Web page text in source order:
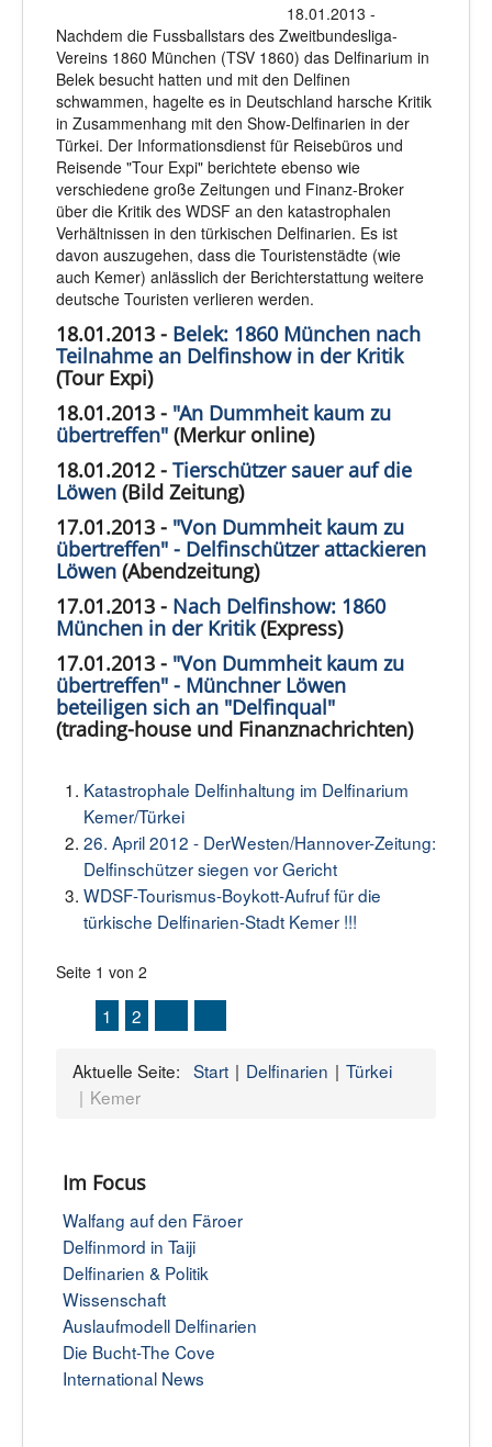
18.01.2013 -
Nachdem die Fussballstars des Zweitbundesliga-
Vereins 1860 München (TSV 1860) das Delfinarium in
Belek besucht hatten und mit den Delfinen
schwammen, hagelte es in Deutschland harsche Kritik
in Zusammenhang mit den Show-Delfinarien in der
Türkei. Der Informationsdienst für Reisebüros und
Reisende "Tour Expi" berichtete ebenso wie
verschiedene große Zeitungen und Finanz-Broker
über die Kritik des WDSF an den katastrophalen
Verhältnissen in den türkischen Delfinarien. Es ist
davon auszugehen, dass die Touristenstädte (wie
auch Kemer) anlässlich der Berichterstattung weitere
deutsche Touristen verlieren werden.
18.01.2013 - Belek: 1860 München nach
Teilnahme an Delfinshow in der Kritik
(Tour Expi)
18.01.2013 - "An Dummheit kaum zu
übertreffen" (Merkur online)
18.01.2012 - Tierschützer sauer auf die
Löwen (Bild Zeitung)
17.01.2013 - "Von Dummheit kaum zu
übertreffen" - Delfinschützer attackieren
Löwen (Abendzeitung)
17.01.2013 - Nach Delfinshow: 1860
München in der Kritik(Express)
17.01.2013 - "Von Dummheit kaum zu
übertreffen" - Münchner Löwen
beteiligen sich an "Delfinqual"
(trading-house und Finanznachrichten)
Katastrophale Delfinhaltung im Delfinarium
Kemer/Türkei
26. April 2012 - DerWesten/Hannover-Zeitung:
Delfinschützer siegen vor Gericht
WDSF-Tourismus-Boykott-Aufruf für die
türkische Delfinarien-Stadt Kemer !!!
Seite 1 von 2
1 2
Aktuelle Seite: Start Delfinarien
Türkei
Kemer
Im Focus
Walfang auf den Färoer
Delfinmord in Taiji
Delfinarien & Politik
Wissenschaft
Auslaufmodell Delfinarien
Die Bucht-The Cove
International News